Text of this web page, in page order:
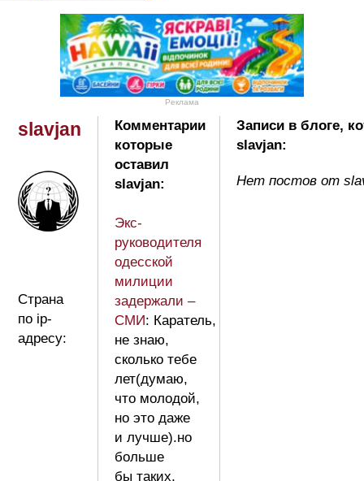
Реклама
slavjan
Страна
по ip-
адресу:
Комментарии
которые
оставил
slavjan:
Экс-
руководителя
одесской
милиции
задержали –
СМИ: Каратель,
не знаю,
сколько тебе
лет(думаю,
что молодой,
но это даже
и лучше).но
больше
бы таких,
Записи в блоге,
slavjan:
Нет постов от